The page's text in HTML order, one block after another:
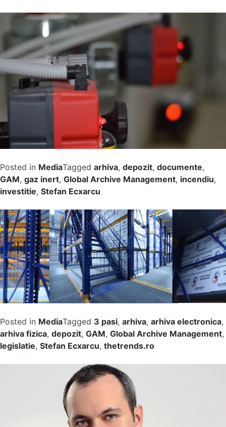
Posted in MediaTagged arhiva, depozit, documente,
GAM, gaz inert, Global Archive Management, incendiu,
investitie, Stefan Ecxarcu
Posted in MediaTagged 3 pasi, arhiva, arhiva electronica,
arhiva fizica, depozit, GAM, Global Archive Management,
legislatie, Stefan Ecxarcu, thetrends.ro